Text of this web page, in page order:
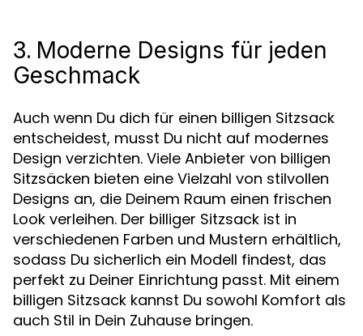
3. Moderne Designs für jeden
Geschmack
Auch wenn Du dich für einen billigen Sitzsack
entscheidest, musst Du nicht auf modernes
Design verzichten. Viele Anbieter von billigen
Sitzsäcken bieten eine Vielzahl von stilvollen
Designs an, die Deinem Raum einen frischen
Look verleihen. Der billiger Sitzsack ist in
verschiedenen Farben und Mustern erhältlich,
sodass Du sicherlich ein Modell findest, das
perfekt zu Deiner Einrichtung passt. Mit einem
billigen Sitzsack kannst Du sowohl Komfort als
auch Stil in Dein Zuhause bringen.